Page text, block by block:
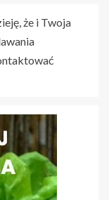
że i Twoja